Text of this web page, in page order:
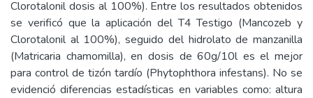
Clorotalonil dosis al 100%). Entre los resultados obtenidos
se verificó que la aplicación del T4 Testigo (Mancozeb y
Clorotalonil al 100%), seguido del hidrolato de manzanilla
(Matricaria chamomilla), en dosis de 60g/10l es el mejor
para control de tizón tardío (Phytophthora infestans). No se
evidenció diferencias estadísticas en variables como: altura